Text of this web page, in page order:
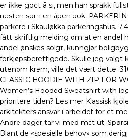
er ikke godt å si, men han sprakk
nesten som en åpen bok.
parkere i Skauløkka parkeringshus.
fått skriftlig melding om at en andel
andel ønskes solgt, kunngjør
forkjøpsberettigede. Skulle jeg valgt
utenom krem, ville det vært dette.
CLASSIC HOODIE WITH ZIP FOR
Women’s Hooded Sweatshirt with
prioritere tiden? Les mer Klassisk
arkitekters ansvar i arbeidet for et
Andre dager tar vi med mat ut.
Blant de «spesielle behov» som